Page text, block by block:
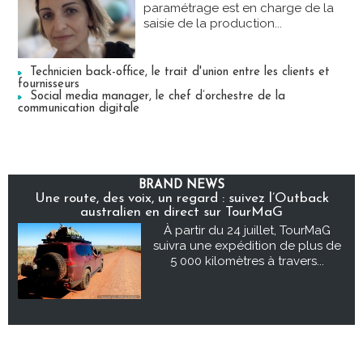
paramétrage est en charge de la
saisie de la production...
Technicien back-office, le trait d'union entre les clients et
fournisseurs
Social media manager, le chef d’orchestre de la
communication digitale
BRAND NEWS
Une route, des voix, un regard : suivez l’Outback
australien en direct sur TourMaG
À partir du 24 juillet, TourMaG
suivra une expédition de plus de
5 000 kilomètres à travers...